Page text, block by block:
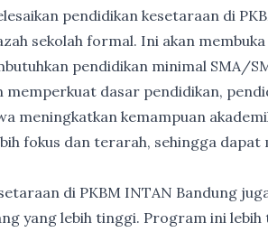
pendidikan kesetaraan di
sekolah formal. Ini akan
pendidikan minimal SMA/
memperkuat dasar pendidikan,
meningkatkan kemampuan
fokus dan terarah, sehingga
di PKBM INTAN Bandung
yang lebih tinggi. Program ini